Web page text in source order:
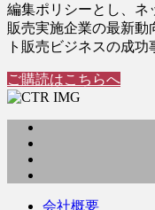
編集ポリシーとし、ネ
販売実施企業の最新動
ト販売ビジネスの成功
ご購読はこちらへ
会社概要